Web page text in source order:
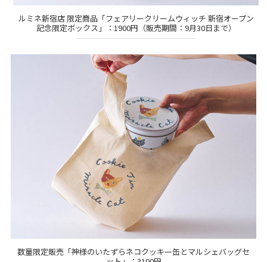
ルミネ新宿店 限定商品「フェアリークリームウィッチ 新宿オープン
記念限定ボックス」：1900円（販売期間：9月30日まで）
数量限定販売「神様のいたずらネコクッキー缶とマルシェバッグセ